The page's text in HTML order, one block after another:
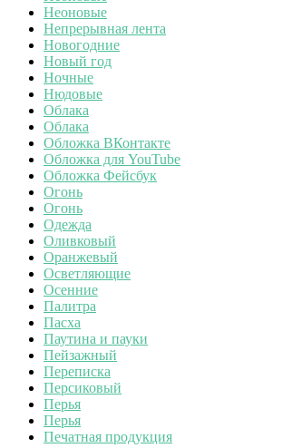
Неоновые
Непрерывная лента
Новогодние
Новый год
Ночные
Нюдовые
Облака
Облака
Обложка ВКонтакте
Обложка для YouTube
Обложка Фейсбук
Огонь
Огонь
Одежда
Оливковый
Оранжевый
Осветляющие
Осенние
Палитра
Пасха
Паутина и пауки
Пейзажный
Переписка
Персиковый
Перья
Перья
Печатная продукция